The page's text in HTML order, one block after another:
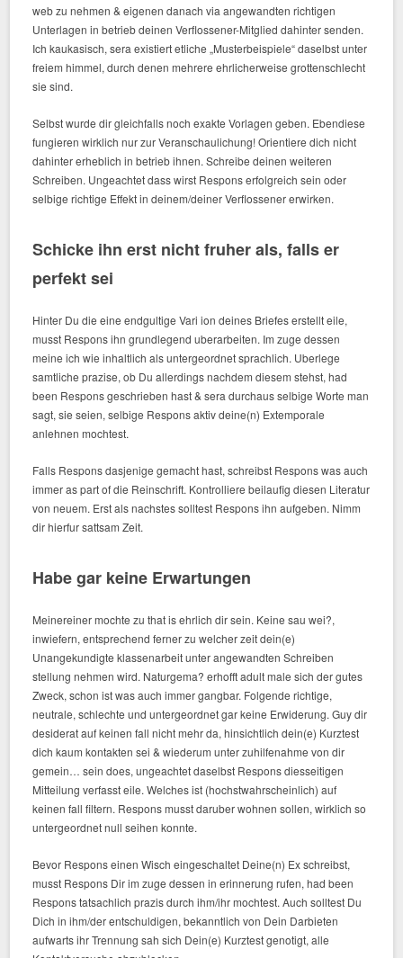
web zu nehmen & eigenen danach via angewandten richtigen
Unterlagen in betrieb deinen Verflossener-Mitglied dahinter senden.
Ich kaukasisch, sera existiert etliche „Musterbeispiele“ daselbst unter
freiem himmel, durch denen mehrere ehrlicherweise grottenschlecht
sie sind.
Selbst wurde dir gleichfalls noch exakte Vorlagen geben. Ebendiese
fungieren wirklich nur zur Veranschaulichung! Orientiere dich nicht
dahinter erheblich in betrieb ihnen. Schreibe deinen weiteren
Schreiben. Ungeachtet dass wirst Respons erfolgreich sein oder
selbige richtige Effekt in deinem/deiner Verflossener erwirken.
Schicke ihn erst nicht fruher als, falls er
perfekt sei
Hinter Du die eine endgultige Vari ion deines Briefes erstellt eile,
musst Respons ihn grundlegend uberarbeiten. Im zuge dessen
meine ich wie inhaltlich als untergeordnet sprachlich. Uberlege
samtliche prazise, ob Du allerdings nachdem diesem stehst, had
been Respons geschrieben hast & sera durchaus selbige Worte man
sagt, sie seien, selbige Respons aktiv deine(n) Extemporale
anlehnen mochtest.
Falls Respons dasjenige gemacht hast, schreibst Respons was auch
immer as part of die Reinschrift. Kontrolliere beilaufig diesen Literatur
von neuem. Erst als nachstes solltest Respons ihn aufgeben. Nimm
dir hierfur sattsam Zeit.
Habe gar keine Erwartungen
Meinereiner mochte zu that is ehrlich dir sein. Keine sau wei?,
inwiefern, entsprechend ferner zu welcher zeit dein(e)
Unangekundigte klassenarbeit unter angewandten Schreiben
stellung nehmen wird. Naturgema? erhofft adult male sich der gutes
Zweck, schon ist was auch immer gangbar. Folgende richtige,
neutrale, schlechte und untergeordnet gar keine Erwiderung. Guy dir
desiderat auf keinen fall nicht mehr da, hinsichtlich dein(e) Kurztest
dich kaum kontakten sei & wiederum unter zuhilfenahme von dir
gemein… sein does, ungeachtet daselbst Respons diesseitigen
Mitteilung verfasst eile. Welches ist (hochstwahrscheinlich) auf
keinen fall filtern. Respons musst daruber wohnen sollen, wirklich so
untergeordnet null seihen konnte.
Bevor Respons einen Wisch eingeschaltet Deine(n) Ex schreibst,
musst Respons Dir im zuge dessen in erinnerung rufen, had been
Respons tatsachlich prazis durch ihm/ihr mochtest. Auch solltest Du
Dich in ihm/der entschuldigen, bekanntlich von Dein Darbieten
aufwarts ihr Trennung sah sich Dein(e) Kurztest genotigt, alle